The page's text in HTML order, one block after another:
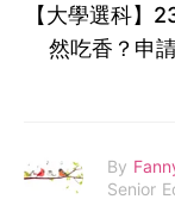
【大學選科】
然吃香？申
By
Senior